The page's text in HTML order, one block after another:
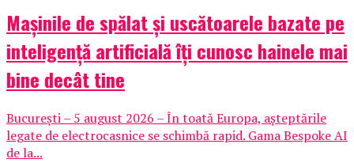
Mașinile de spălat și uscătoarele bazate pe
inteligență artificială îți cunosc hainele mai
bine decât tine
București – 5 august 2026 – În toată Europa, așteptările
legate de electrocasnice se schimbă rapid. Gama Bespoke AI
de la...